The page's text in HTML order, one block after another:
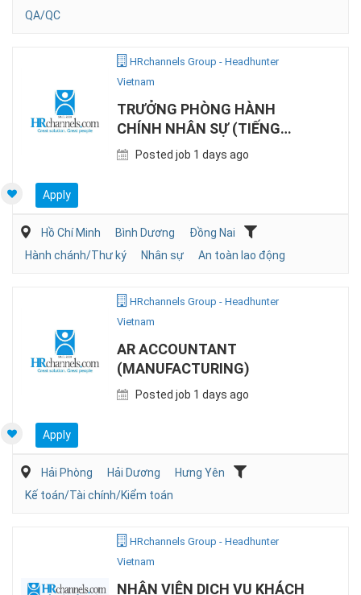
QA/QC
HRchannels Group - Headhunter
Vietnam
TRƯỞNG PHÒNG HÀNH
CHÍNH NHÂN SỰ (TIẾNG
NHẬT, SẢN XUẤT)
Posted job 1 days ago
Apply
Hồ Chí Minh Bình Dương
Đồng Nai
Hành chánh/Thư ký
Nhân sự An toàn lao động
HRchannels Group - Headhunter
Vietnam
AR ACCOUNTANT
(MANUFACTURING)
Posted job 1 days ago
Apply
Hải Phòng Hải Dương
Hưng Yên
Kế toán/Tài chính/Kiểm toán
HRchannels Group - Headhunter
Vietnam
NHÂN VIÊN DỊCH VỤ KHÁCH